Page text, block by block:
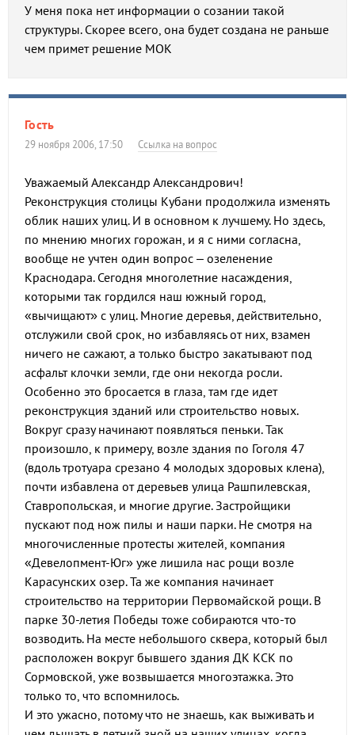
У меня пока нет информации о созании такой
структуры. Скорее всего, она будет создана не раньше
чем примет решение МОК
Гость
29 ноября 2006, 17:50 Ссылка на вопрос
Уважаемый Александр Александрович!
Реконструкция столицы Кубани продолжила изменять
облик наших улиц. И в основном к лучшему. Но здесь,
по мнению многих горожан, и я с ними согласна,
вообще не учтен один вопрос – озеленение
Краснодара. Сегодня многолетние насаждения,
которыми так гордился наш южный город,
«вычищают» с улиц. Многие деревья, действительно,
отслужили свой срок, но избавляясь от них, взамен
ничего не сажают, а только быстро закатывают под
асфальт клочки земли, где они некогда росли.
Особенно это бросается в глаза, там где идет
реконструкция зданий или строительство новых.
Вокруг сразу начинают появляться пеньки. Так
произошло, к примеру, возле здания по Гоголя 47
(вдоль тротуара срезано 4 молодых здоровых клена),
почти избавлена от деревьев улица Рашпилевская,
Ставропольская, и многие другие. Застройщики
пускают под нож пилы и наши парки. Не смотря на
многочисленные протесты жителей, компания
«Девелопмент-Юг» уже лишила нас рощи возле
Карасунских озер. Та же компания начинает
строительство на территории Первомайской рощи. В
парке 30-летия Победы тоже собираются что-то
возводить. На месте небольшого сквера, который был
расположен вокруг бывшего здания ДК КСК по
Сормовской, уже возвышается многоэтажка. Это
только то, что вспомнилось.
И это ужасно, потому что не знаешь, как выживать и